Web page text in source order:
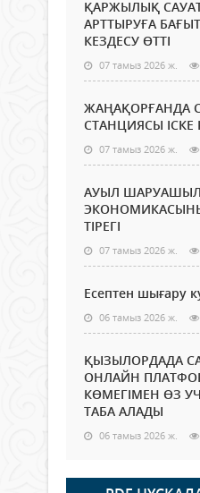
ҚАРЖЫЛЫҚ
АРТТЫРУҒА
КЕЗДЕСУ ӨТТІ
07 тамыз 2026 ж.
ЖАҢАҚОРҒАНДА
СТАНЦИЯСЫ
07 тамыз 2026 ж.
АУЫЛ
ТІРЕГІ
07 тамыз 2026 ж.
Есептен шығару
06 тамыз 2026 ж.
ҚЫЗЫЛОРДАДА
ОНЛАЙН
КӨМЕГІМЕН ӨЗ
ТАБА АЛАДЫ
06 тамыз 2026 ж.
Open Air: